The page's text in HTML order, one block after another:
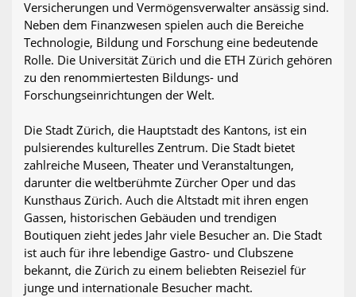
Versicherungen und Vermögensverwalter ansässig sind.
Neben dem Finanzwesen spielen auch die Bereiche
Technologie, Bildung und Forschung eine bedeutende
Rolle. Die Universität Zürich und die ETH Zürich gehören
zu den renommiertesten Bildungs- und
Forschungseinrichtungen der Welt.
Die Stadt Zürich, die Hauptstadt des Kantons, ist ein
pulsierendes kulturelles Zentrum. Die Stadt bietet
zahlreiche Museen, Theater und Veranstaltungen,
darunter die weltberühmte Zürcher Oper und das
Kunsthaus Zürich. Auch die Altstadt mit ihren engen
Gassen, historischen Gebäuden und trendigen
Boutiquen zieht jedes Jahr viele Besucher an. Die Stadt
ist auch für ihre lebendige Gastro- und Clubszene
bekannt, die Zürich zu einem beliebten Reiseziel für
junge und internationale Besucher macht.